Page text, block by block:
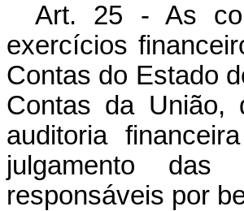
Art. 25 - As
exercícios
Contas do Estado
Contas da União,
auditoria
julgamento das
responsáveis por